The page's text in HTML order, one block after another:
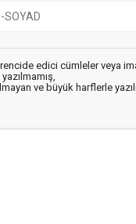
edici cümleler veya
ve büyük harflerle